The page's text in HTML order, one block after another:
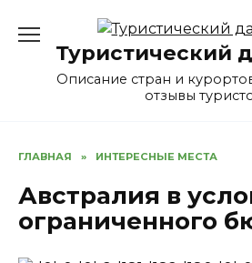
содержаниюТуристический
Описание стран и
отзывы
ГЛАВНАЯ » ИНТЕРЕСНЫЕ МЕСТА
Австралия в
ограниченного